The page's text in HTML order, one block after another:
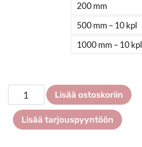
200 mm
500 mm – 10 kpl
1000 mm – 10 kpl
magneettilista
etiketille
40
Lisää ostoskoriin
Lisää tarjouspyyntöön